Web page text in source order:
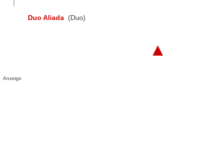
Duo Aliada (Duo)
▲
Anzeige